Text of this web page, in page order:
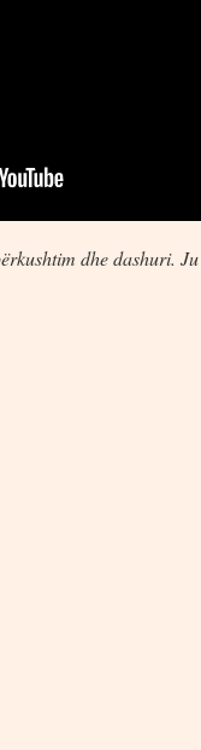
dhe dashuri.